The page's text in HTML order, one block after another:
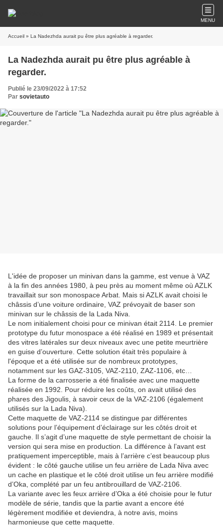
MENU
Accueil » La Nadezhda aurait pu être plus agréable à regarder.
La Nadezhda aurait pu être plus agréable à
regarder.
Publié le 23/09/2022 à 17:52
Par sovietauto
L'idée de proposer un minivan dans la gamme, est venue à VAZ
à la fin des années 1980, à peu près au moment même où AZLK
travaillait sur son monospace Arbat. Mais si AZLK avait choisi le
châssis d’une voiture ordinaire, VAZ prévoyait de baser son
minivan sur le châssis de la Lada Niva.
Le nom initialement choisi pour ce minivan était 2114. Le premier
prototype du futur monospace a été réalisé en 1989 et présentait
des vitres latérales sur deux niveaux avec une petite meurtrière
en guise d’ouverture. Cette solution était très populaire à
l'époque et a été utilisée sur de nombreux prototypes,
notamment sur les GAZ-3105, VAZ-2110, ZAZ-1106, etc…
La forme de la carrosserie a été finalisée avec une maquette
réalisée en 1992. Pour réduire les coûts, on avait utilisé des
phares des Jigoulis, à savoir ceux de la VAZ-2106 (également
utilisés sur la Lada Niva).
Cette maquette de VAZ-2114 se distingue par différentes
solutions pour l’équipement d’éclairage sur les côtés droit et
gauche. Il s’agit d’une maquette de style permettant de choisir la
version qui sera mise en production. La différence à l’avant est
pratiquement imperceptible, mais à l’arrière c’est beaucoup plus
évident : le côté gauche utilise un feu arrière de Lada Niva avec
un cache en plastique et le côté droit utilise un feu arrière modifié
d’Oka, complété par un feu antibrouillard de VAZ-2106.
La variante avec les feux arrière d’Oka a été choisie pour le futur
modèle de série, tandis que la partie avant a encore été
légèrement modifiée et deviendra, à notre avis, moins
harmonieuse que cette maquette.